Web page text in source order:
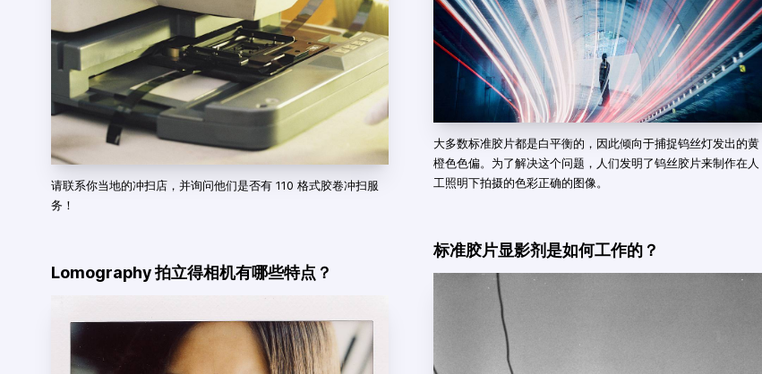
大多数标准胶片都是白平衡的，因此倾向于捕捉钨丝灯发出的黄
橙色色偏。为了解决这个问题，人们发明了钨丝胶片来制作在人
工照明下拍摄的色彩正确的图像。
请联系你当地的冲扫店，并询问他们是否有 110 格式胶卷冲扫服
务！
标准胶片显影剂是如何工作的？
Lomography 拍立得相机有哪些特点？